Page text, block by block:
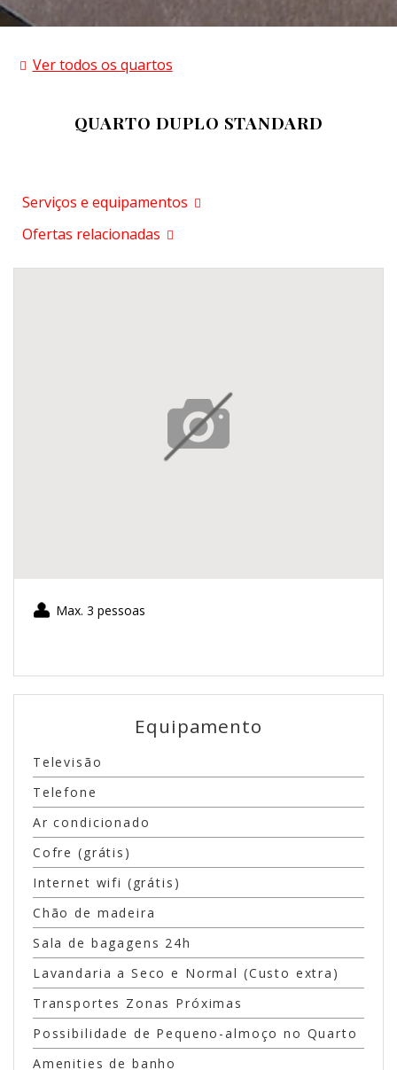
Ver todos os quartos
QUARTO DUPLO STANDARD
Serviços e equipamentos
Ofertas relacionadas
Max. 3 pessoas
Equipamento
Televisão
Telefone
Ar condicionado
Cofre (grátis)
Internet wifi (grátis)
Chão de madeira
Sala de bagagens 24h
Lavandaria a Seco e Normal (Custo extra)
Transportes Zonas Próximas
Possibilidade de Pequeno-almoço no Quarto
Amenities de banho